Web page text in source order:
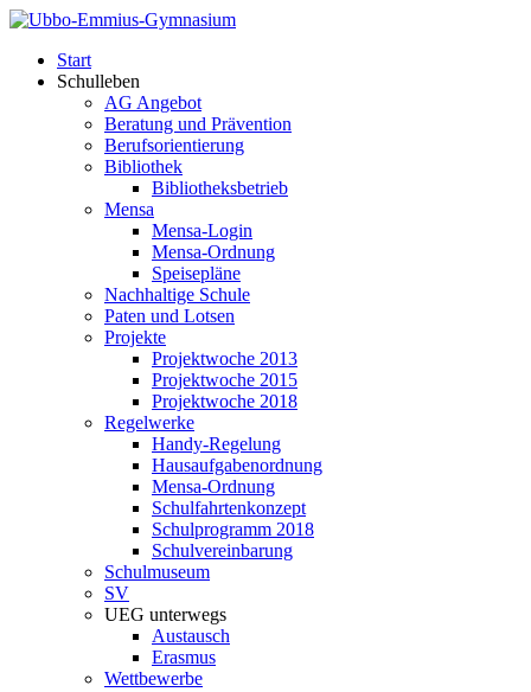
Start
Schulleben
AG Angebot
Beratung und Prävention
Berufsorientierung
Bibliothek
Bibliotheksbetrieb
Mensa
Mensa-Login
Mensa-Ordnung
Speisepläne
Nachhaltige Schule
Paten und Lotsen
Projekte
Projektwoche 2013
Projektwoche 2015
Projektwoche 2018
Regelwerke
Handy-Regelung
Hausaufgabenordnung
Mensa-Ordnung
Schulfahrtenkonzept
Schulprogramm 2018
Schulvereinbarung
Schulmuseum
SV
UEG unterwegs
Austausch
Erasmus
Wettbewerbe